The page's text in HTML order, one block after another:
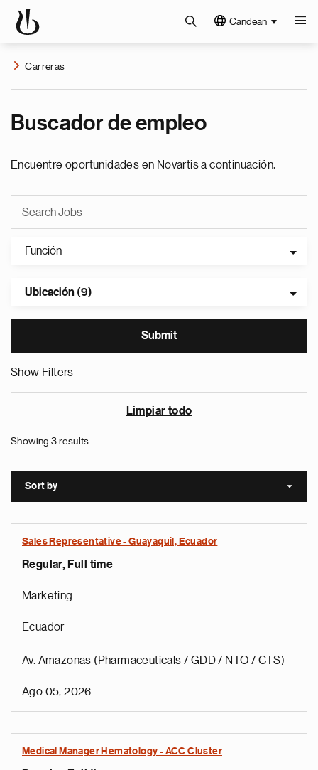
Candean
Carreras
Buscador de empleo
Encuentre oportunidades en Novartis a continuación.
Función
Ubicación (9)
Show Filters
Limpiar todo
Showing 3 results
Sort by Sort
Sales Representative - Guayaquil, Ecuador
Regular, Full time
Marketing
Ecuador
Av. Amazonas (Pharmaceuticals / GDD / NTO / CTS)
Ago 05, 2026
Medical Manager Hematology - ACC Cluster